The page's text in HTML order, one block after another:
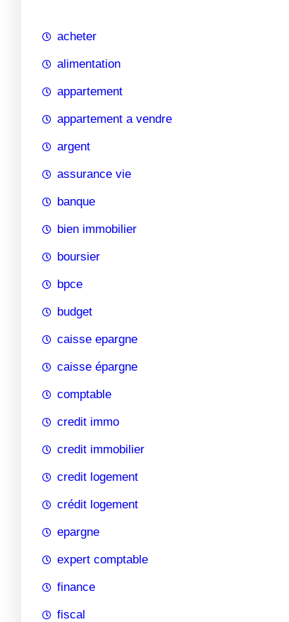
h
acheter
alimentation
appartement
appartement a vendre
argent
assurance vie
banque
bien immobilier
boursier
bpce
budget
caisse epargne
caisse épargne
comptable
credit immo
credit immobilier
credit logement
crédit logement
epargne
expert comptable
finance
fiscal